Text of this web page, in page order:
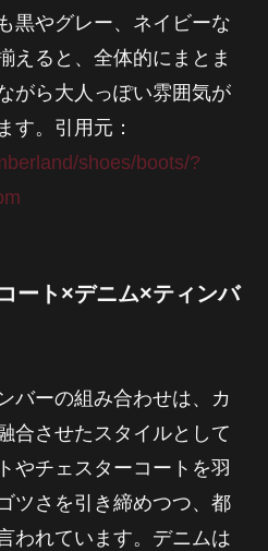
黒やグレー、ネイビーな
えると、全体的にまとま
がら大人っぽい雰囲気が
す。引用元：
shoes/boots/?
ート×デニム×ティンバ
バーの組み合わせは、カ
合させたスタイルとして
やチェスターコートを羽
ツさを引き締めつつ、都
われています。デニムは